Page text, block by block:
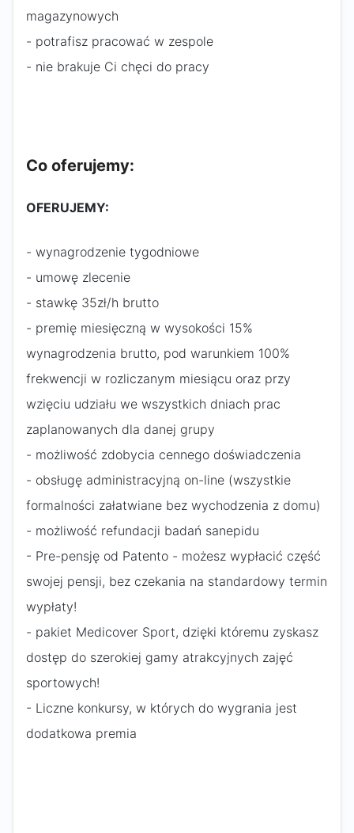
magazynowych
- potrafisz pracować w zespole
- nie brakuje Ci chęci do pracy
Co oferujemy:
OFERUJEMY:
- wynagrodzenie tygodniowe
- umowę zlecenie
- stawkę 35zł/h brutto
- premię miesięczną w wysokości 15%
wynagrodzenia brutto, pod warunkiem 100%
frekwencji w rozliczanym miesiącu oraz przy
wzięciu udziału we wszystkich dniach prac
zaplanowanych dla danej grupy
- możliwość zdobycia cennego doświadczenia
- obsługę administracyjną on-line (wszystkie
formalności załatwiane bez wychodzenia z domu)
- możliwość refundacji badań sanepidu
- Pre-pensję od Patento - możesz wypłacić część
swojej pensji, bez czekania na standardowy termin
wypłaty!
- pakiet Medicover Sport, dzięki któremu zyskasz
dostęp do szerokiej gamy atrakcyjnych zajęć
sportowych!
- Liczne konkursy, w których do wygrania jest
dodatkowa premia